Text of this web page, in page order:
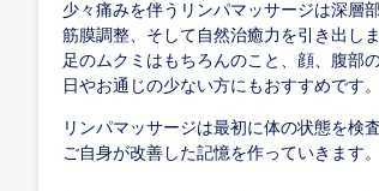
少々痛みを伴うリンパマッサージは深層
筋膜調整、そして自然治癒力を引き出しま
足のムクミはもちろんのこと、顔、腹部
日やお通じの少ない方にもおすすめです
リンパマッサージは最初に体の状態を検
ご自身が改善した記憶を作っていきます。